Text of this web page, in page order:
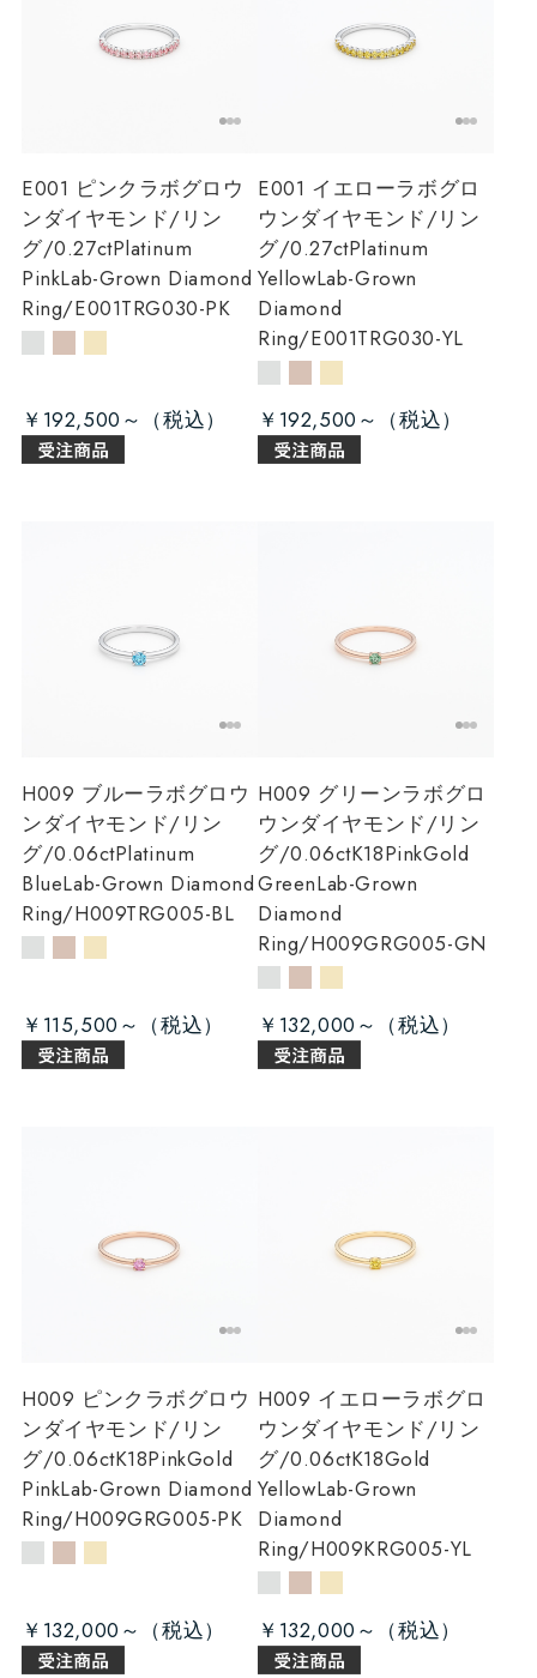
E001 ピンクラボグロウ
ンダイヤモンド/リン
グ/0.27ctPlatinum
PinkLab-Grown Diamond
Ring/E001TRG030-PK
￥192,500～
E001 イエローラボグロ
ウンダイヤモンド/リン
グ/0.27ctPlatinum
YellowLab-Grown
Diamond
Ring/E001TRG030-YL
￥192,500～
H009 ブルーラボグロウ
ンダイヤモンド/リン
グ/0.06ctPlatinum
BlueLab-Grown Diamond
Ring/H009TRG005-BL
￥115,500～
H009 グリーンラボグロ
ウンダイヤモンド/リン
グ/0.06ctK18PinkGold
GreenLab-Grown
Diamond
Ring/H009GRG005-GN
￥132,000～
H009 ピンクラボグロウ
ンダイヤモンド/リン
グ/0.06ctK18PinkGold
PinkLab-Grown Diamond
Ring/H009GRG005-PK
￥132,000～
H009 イエローラボグロ
ウンダイヤモンド/リン
グ/0.06ctK18Gold
YellowLab-Grown
Diamond
Ring/H009KRG005-YL
￥132,000～